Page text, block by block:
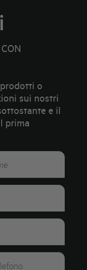
o
sui nostri
e il
prima